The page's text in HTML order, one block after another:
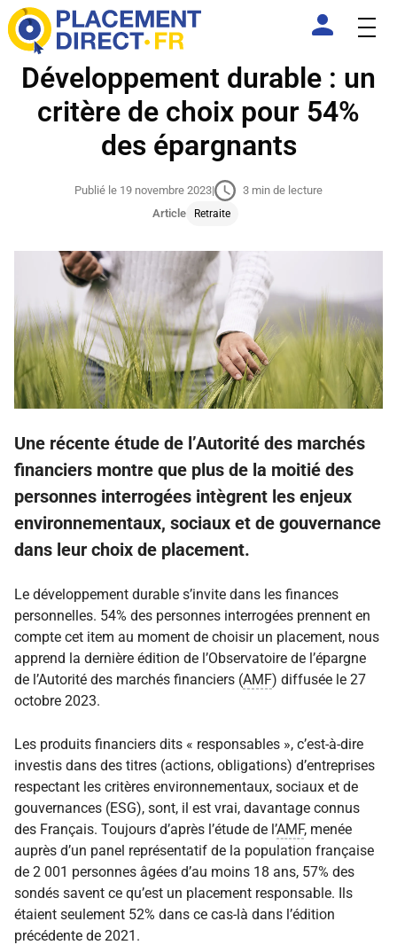
Développement durable : un
critère de choix pour 54%
des épargnants
Publié le 19 novembre 2023|
Article
3 min de lecture
Retraite
Une récente étude de l’Autorité des marchés
financiers montre que plus de la moitié des
personnes interrogées intègrent les enjeux
environnementaux, sociaux et de gouvernance
dans leur choix de placement.
Le développement durable s’invite dans les finances
personnelles. 54% des personnes interrogées prennent en
compte cet item au moment de choisir un placement, nous
apprend la dernière édition de l’Observatoire de l’épargne
de l’Autorité des marchés financiers (AMF) diffusée le 27
octobre 2023.
Les produits financiers dits « responsables », c’est-à-dire
investis dans des titres (actions, obligations) d’entreprises
respectant les critères environnementaux, sociaux et de
gouvernances (ESG), sont, il est vrai, davantage connus
des Français. Toujours d’après l’étude de l’AMF, menée
auprès d’un panel représentatif de la population française
de 2 001 personnes âgées d’au moins 18 ans, 57% des
sondés savent ce qu’est un placement responsable. Ils
étaient seulement 52% dans ce cas-là dans l’édition
précédente de 2021.